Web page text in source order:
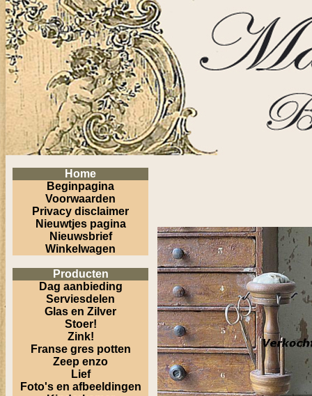
Home
Beginpagina
Voorwaarden
Privacy disclaimer
Nieuwtjes pagina
Nieuwsbrief
Winkelwagen
Producten
Dag aanbieding
Serviesdelen
Glas en Zilver
Stoer!
Zink!
Franse gres potten
Zeep enzo
Lief
Foto's en afbeeldingen